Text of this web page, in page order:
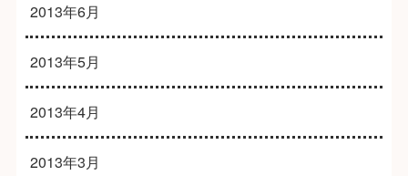
2013年6月
2013年5月
2013年4月
2013年3月